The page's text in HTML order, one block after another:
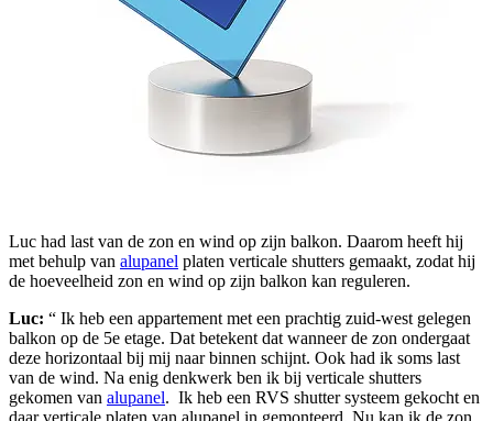
Luc had last van de zon en wind op zijn balkon. Daarom heeft hij
met behulp van alupanel platen verticale shutters gemaakt, zodat hij
de hoeveelheid zon en wind op zijn balkon kan reguleren.
Luc: “ Ik heb een appartement met een prachtig zuid-west gelegen
balkon op de 5e etage. Dat betekent dat wanneer de zon ondergaat
deze horizontaal bij mij naar binnen schijnt. Ook had ik soms last
van de wind. Na enig denkwerk ben ik bij verticale shutters
gekomen van alupanel. Ik heb een RVS shutter systeem gekocht en
daar verticale platen van alupanel in gemonteerd. Nu kan ik de zon